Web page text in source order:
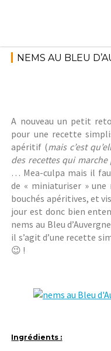
NEMS AU BLEU
A nouveau un petit
pour une recette
apéritif (mais c’est
des recettes qui
… Mea-culpa mais il
de « miniaturiser » une
bouchés apéritives, et
jour est donc bien
nems au Bleu
il s’agit d’une recette
😉 !
Ingrédients :